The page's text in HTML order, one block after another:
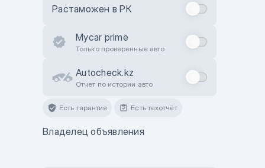
Растаможен в РК
Mycar prime
Только проверенные авто
Autocheck.kz
Отчет по истории авто
Есть гарантия Есть техотчёт
Владелец объявления